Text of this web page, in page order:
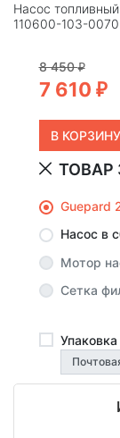
Насос
110600-103-
8 450₽
7 610 ₽
ТОВАР
Guepard
Насос в
Мотор
Сетка